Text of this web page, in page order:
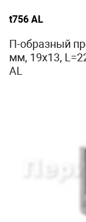
t756 AL
П-образный
мм, 19x13,
AL